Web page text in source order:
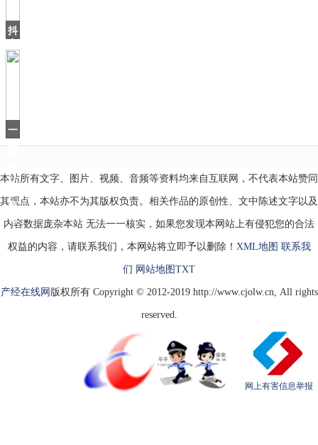
5G
抖
上
海
爷
爷
一
口
16
有
当
本站所有文字、图片、视频、音频等资料均来自互联网，不代表本站赞同
其观点，本站亦不为其版权负责。相关作品的原创性、文中陈述文字以及
内容数据庞杂本站 无法一一核实，如果您发现本网站上有侵犯您的合法
权益的内容，请联系我们，本网站将立即予以删除！ XML地图 联系我
们 网站地图 TXT
产经在线网 版权所有 Copyright © 2012-2019 http://www.cjolw.cn, All rights
reserved.
网上有害信息举报